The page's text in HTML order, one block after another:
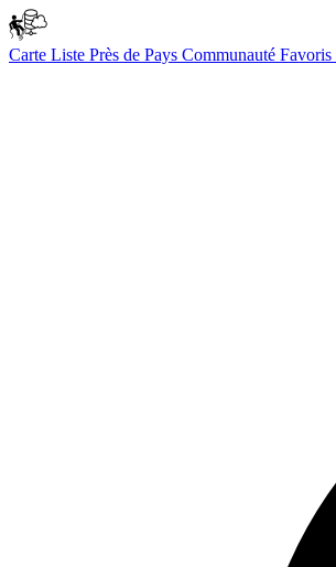
Carte Liste Près de Pays Communauté Favoris